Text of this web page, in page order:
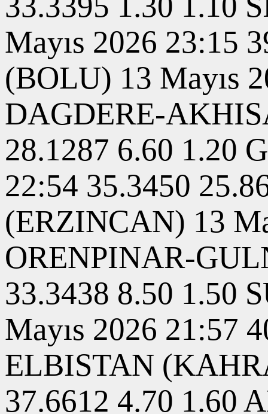
Mayıs 2026 23:15
(BOLU) 13 Mayıs
DAGDERE-
28.1287 6.60 1.20
22:54 35.3450
(ERZINCAN) 13
ORENPINAR-
33.3438 8.50
Mayıs 2026 21:57
ELBISTAN
37.6612 4.70 1.60